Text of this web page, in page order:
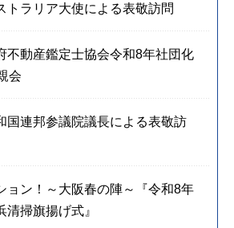
トラリア大使による表敬訪問
不動産鑑定士協会令和8年社団化
会
国連邦参議院議長による表敬訪
ョン！～大阪春の陣～『令和8年
清掃旗揚げ式』